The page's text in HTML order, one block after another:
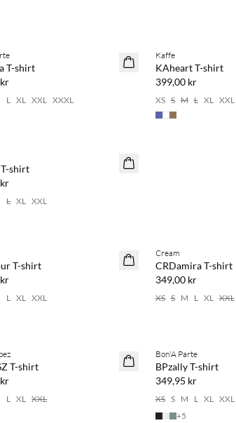
T-shirt
L XL XXL XXXL
NYHET
Kaffe
KAheart T-shirt
399,00 kr
XS S M L XL XXL
shirt
L XL XXL
T-shirt
L XL XXL
NYHET
Cream
CRDamira T-shirt
349,00 kr
XS S M L XL XXL
T-shirt
L XL XXL
NYHET
Bon'A Parte
BPzally T-shirt
349,95 kr
XS S M L XL XXL
+5